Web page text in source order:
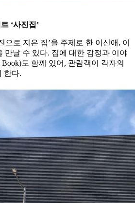
‘사진집’
으로 지은 집’을 주제로 한 이신애, 이
만날 수 있다. 집에 대한 감정과 이야
도 함께 있어, 관람객이 각자의
한다.